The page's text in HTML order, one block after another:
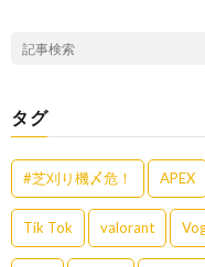
タグ
#芝刈り機〆危！ APEX
Tik Tok valorant